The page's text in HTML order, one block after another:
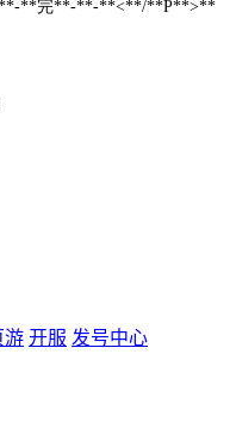
**完**-**-**<**/**P**>**